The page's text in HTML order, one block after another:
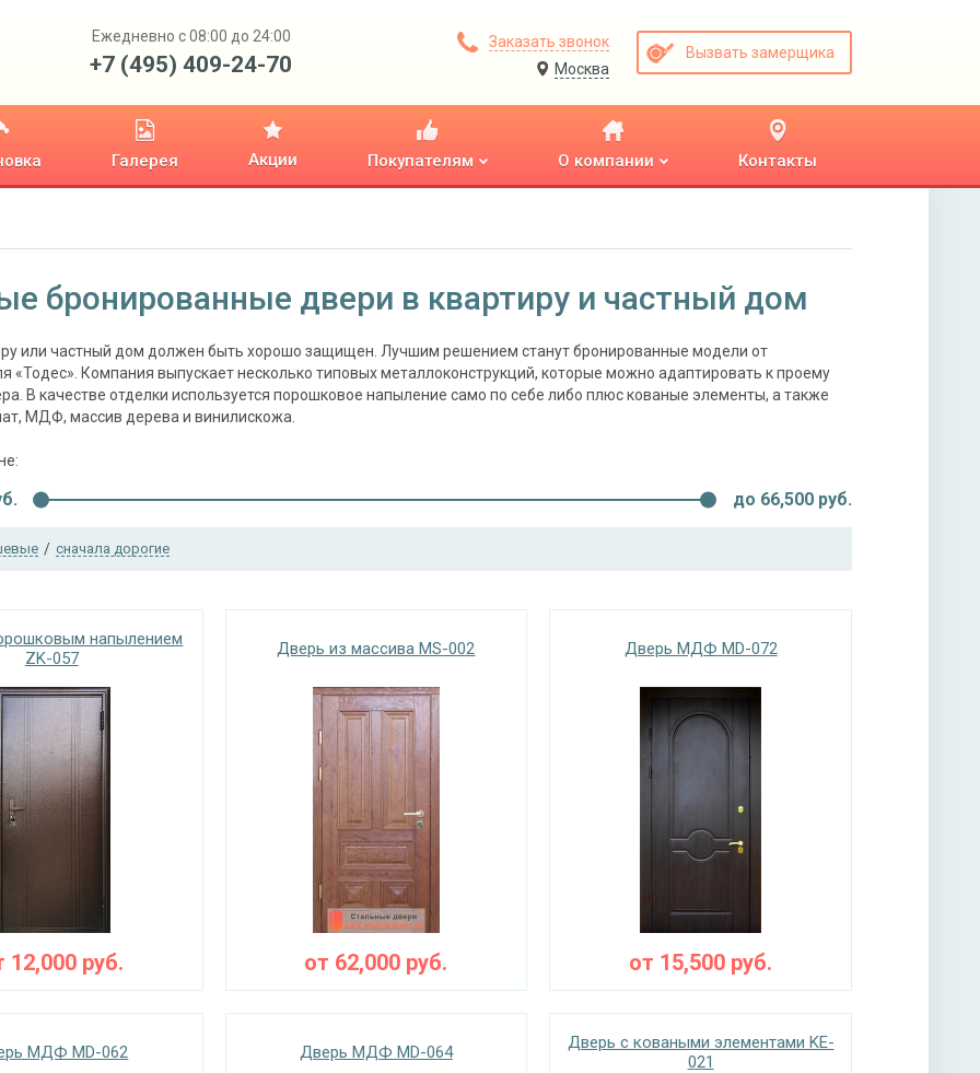
Ежедневно с 08:00 до 24:00
+7 (495) 409-24-70
Заказать звонок
Москва
Вызвать замерщика
Галерея Акции Покупателям О компании Контакты
бронированные двери в квартиру и частный дом
или частный дом должен быть хорошо защищен. Лучшим решением станут бронированные модели от
«Тодес». Компания выпускает несколько типовых металлоконструкций, которые можно адаптировать к проему
В качестве отделки используется порошковое напыление само по себе либо плюс кованые элементы, а также
МДФ, массив дерева и винилискожа.
до 66,500 руб.
/ сначала дорогие
напылением
ZK-057
12,000руб.
Дверь из массива MS-002
от 62,000 руб.
Дверь МДФ MD-072
от 15,500 руб.
МДФ MD-062 Дверь МДФ MD-064
Дверь с коваными элементами KE-
021